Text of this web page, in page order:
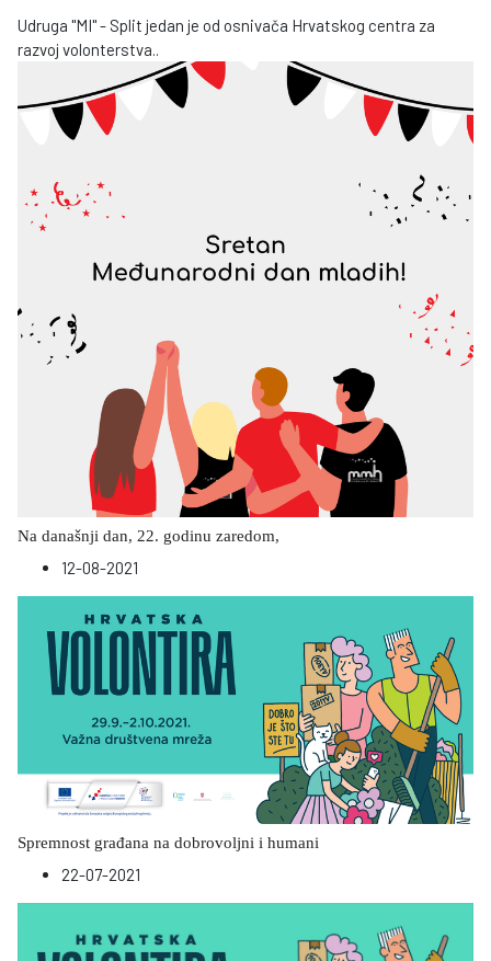
Udruga "MI" - Split jedan je od osnivača Hrvatskog centra za
razvoj volonterstva..
Na današnji dan, 22. godinu zaredom,
12-08-2021
Spremnost građana na dobrovoljni i humani
22-07-2021